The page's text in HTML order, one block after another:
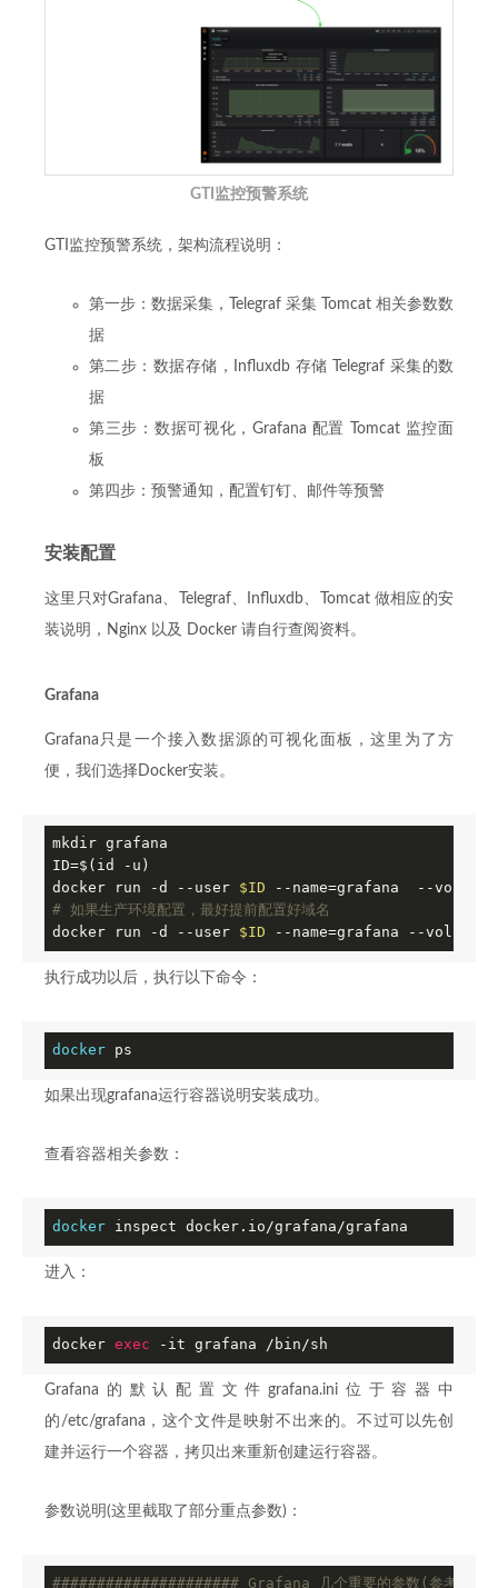
GTI监控预警系统
GTI监控预警系统，架构流程说明：
第一步：数据采集，Telegraf 采集 Tomcat 相关参数数
据
第二步：数据存储，Influxdb 存储 Telegraf 采集的数
据
第三步：数据可视化，Grafana 配置 Tomcat 监控面
板
第四步：预警通知，配置钉钉、邮件等预警
安装配置
这里只对Grafana、Telegraf、Influxdb、Tomcat 做相应的安
装说明，Nginx 以及 Docker 请自行查阅资料。
Grafana
Grafana只是一个接入数据源的可视化面板，这里为了方
便，我们选择Docker安装。
mkdir grafana
ID=$(id -u)
docker run
-d --user $ID --name=grafana  --volume
# 如果生产环境配置，最好提前配置好域名
docker run
-d --user $ID --name=grafana --volume
执行成功以后，执行以下命令：
docker ps
如果出现grafana运行容器说明安装成功。
查看容器相关参数：
docker inspect docker.io/grafana/grafana
进入：
docker exec -it grafana /bin/sh
Grafana的默认配置文件grafana.ini位于容器中
的/etc/grafana，这个文件是映射不出来的。不过可以先创
建并运行一个容器，拷贝出来重新创建运行容器。
参数说明(这里截取了部分重点参数)：
##################### Grafana 几个重要的参数(参考一下